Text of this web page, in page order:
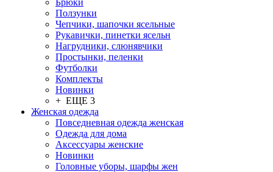
Брюки
Ползунки
Чепчики, шапочки ясельные
Рукавички, пинетки ясельн
Нагрудники, слюнявчики
Простынки, пеленки
Футболки
Комплекты
Новинки
+ ЕЩЕ 3
Женская одежда
Повседневная одежда женская
Одежда для дома
Аксессуары женские
Новинки
Головные уборы, шарфы жен